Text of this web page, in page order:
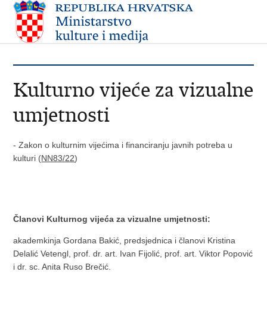
Kulturno vijeće za vizualne
umjetnosti
- Zakon o kulturnim vijećima i financiranju javnih potreba u
kulturi (NN83/22)
Članovi Kulturnog vijeća za vizualne umjetnosti:
akademkinja Gordana Bakić, predsjednica i članovi Kristina
Delalić Vetengl, prof. dr. art. Ivan Fijolić, prof. art. Viktor Popović
i dr. sc. Anita Ruso Brečić.